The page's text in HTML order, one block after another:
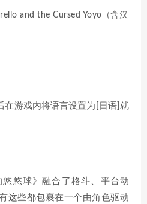
and the Cursed Yoyo（含汉
在游戏内将语言设置为[日语]就
悠悠球》融合了格斗、平台动
这些都包裹在一个由角色驱动